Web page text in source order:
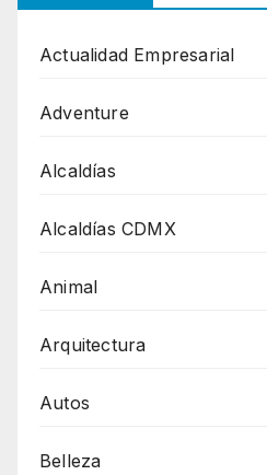
Actualidad Empresarial
Adventure
Alcaldías
Alcaldías CDMX
Animal
Arquitectura
Autos
Belleza